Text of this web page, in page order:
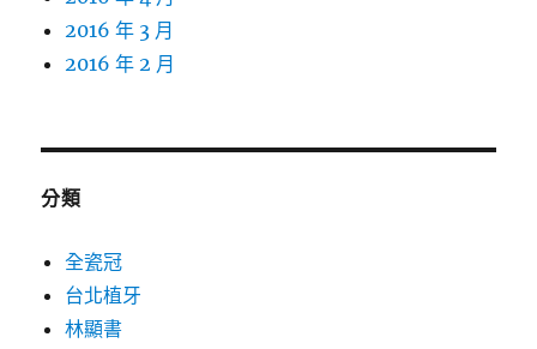
2016 年 3 月
2016 年 2 月
分類
全瓷冠
台北植牙
林顯書